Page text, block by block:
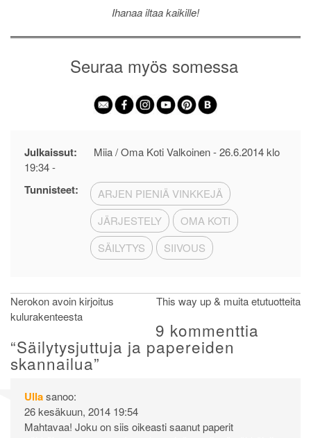
Ihanaa iltaa kaikille!
Seuraa myös somessa
Julkaissut: Miia / Oma Koti Valkoinen -26.6.2014 klo
19:34-
Tunnisteet:
ARJEN PIENIÄ VINKKEJÄ
JÄRJESTELY
OMA KOTI
SÄILYTYS
SIIVOUS
Artikkelien
selaus
Nerokon avoin kirjoitus
kulurakenteesta
This way up & muita etutuotteita
9 kommenttia
“Säilytysjuttuja ja papereiden
skannailua”
Ullasanoo:
26 kesäkuun, 2014 19:54
Mahtavaa! Joku on siis oikeasti saanut paperit